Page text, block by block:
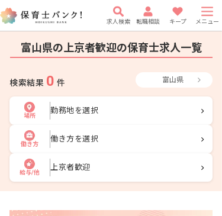
求人検索 転職相談 キープ メニュー
富山県の上京者歓迎の保育士求人一覧
検索結果 0 件 富山県
場所
勤務地を選択
働き方
働き方を選択
給与/他
上京者歓迎